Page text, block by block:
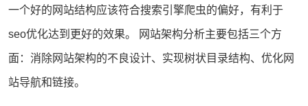
一个好的网站结构应该符合搜索引擎爬虫的偏好，有利于
seo优化达到更好的效果。 网站架构分析主要包括三个方
面：消除网站架构的不良设计、实现树状目录结构、优化网
站导航和链接。